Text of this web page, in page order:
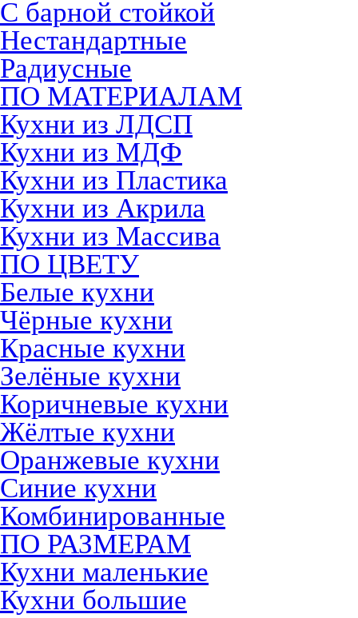
С барной стойкой
Нестандартные
Радиусные
ПО МАТЕРИАЛАМ
Кухни из ЛДСП
Кухни из МДФ
Кухни из Пластика
Кухни из Акрила
Кухни из Массива
ПО ЦВЕТУ
Белые кухни
Чёрные кухни
Красные кухни
Зелёные кухни
Коричневые кухни
Жёлтые кухни
Оранжевые кухни
Синие кухни
Комбинированные
ПО РАЗМЕРАМ
Кухни маленькие
Кухни большие